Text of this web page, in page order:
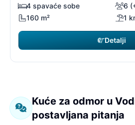
4 spavaće sobe
6
160 m²
1
Detalji
Kuće za odmor u
postavljana pitanja